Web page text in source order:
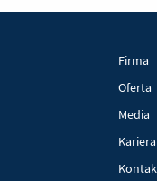
Firma
Oferta
Media
Kariera